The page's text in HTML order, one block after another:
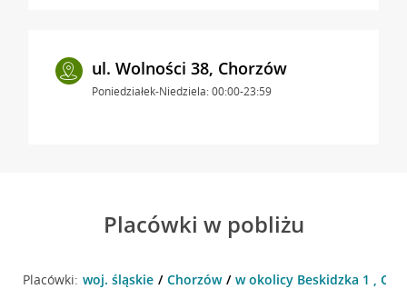
ul. Wolności 38, Chorzów
Poniedziałek-Niedziela: 00:00-23:59
Placówki w pobliżu
Placówki: woj. śląskie Chorzów w okolicy Beskidzka 1 ,